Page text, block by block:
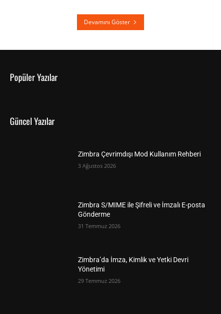
Devamını Göster
Popüler Yazılar
Güncel Yazılar
Zimbra Çevrimdışı Mod Kullanım Rehberi
3 Ağustos 2026
Zimbra S/MIME ile Şifreli ve İmzalı E-posta
Gönderme
31 Temmuz 2026
Zimbra’da İmza, Kimlik ve Yetki Devri
Yönetimi
29 Temmuz 2026